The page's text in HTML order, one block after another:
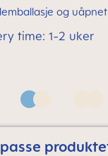
og
time: 1-2 uker
& Neutral
Blue &